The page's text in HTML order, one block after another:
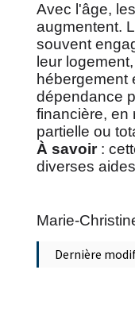
Avec l'âge,
augmentent.
souvent
leur
hébergement
dépendance
financière, en
partielle ou
À savoir:
diverses
Marie-
Dernière